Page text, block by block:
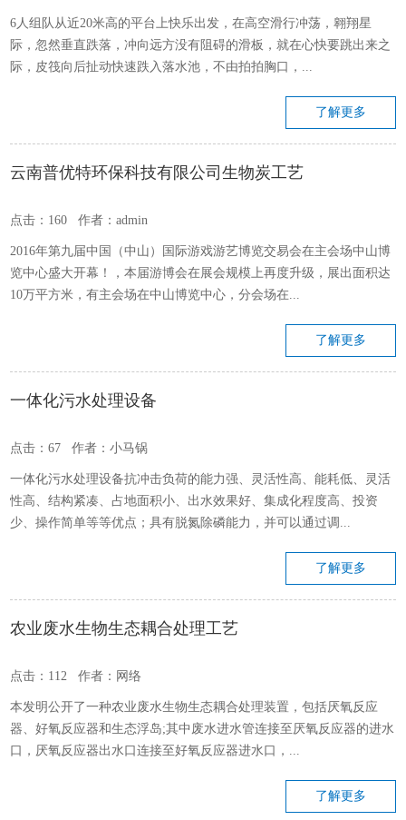
6人组队从近20米高的平台上快乐出发，在高空滑行冲荡，翱翔星
际，忽然垂直跌落，冲向远方没有阻碍的滑板，就在心快要跳出来之
际，皮筏向后扯动快速跌入落水池，不由拍拍胸口，...
了解更多
云南普优特环保科技有限公司生物炭工艺
点击：160 作者：admin
2016年第九届中国（中山）国际游戏游艺博览交易会在主会场中山博
览中心盛大开幕！，本届游博会在展会规模上再度升级，展出面积达
10万平方米，有主会场在中山博览中心，分会场在...
了解更多
一体化污水处理设备
点击：67 作者：小马锅
一体化污水处理设备抗冲击负荷的能力强、灵活性高、能耗低、灵活
性高、结构紧凑、占地面积小、出水效果好、集成化程度高、投资
少、操作简单等等优点；具有脱氮除磷能力，并可以通过调...
了解更多
农业废水生物生态耦合处理工艺
点击：112 作者：网络
本发明公开了一种农业废水生物生态耦合处理装置，包括厌氧反应
器、好氧反应器和生态浮岛;其中废水进水管连接至厌氧反应器的进水
口，厌氧反应器出水口连接至好氧反应器进水口，...
了解更多